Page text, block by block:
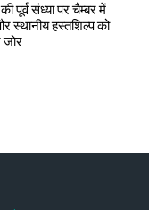
पूर्व संध्या पर चैम्बर में
स्थानीय हस्तशिल्प को
जोर